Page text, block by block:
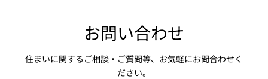
お問い合わせ
住まいに関するご相談・ご質問等、お気軽にお問合わせく
ださい。